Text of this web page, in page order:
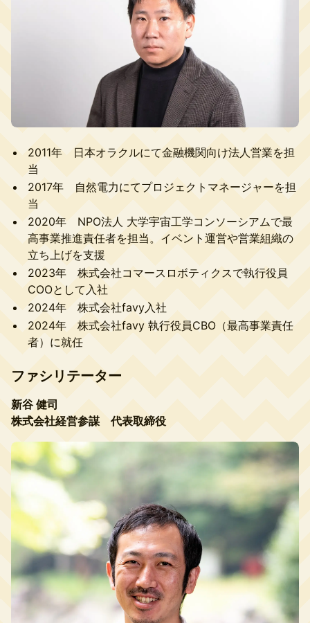
2011年 日本オラクルにて金融機関向け法人営業を担
当
2017年 自然電力にてプロジェクトマネージャーを担
当
2020年 NPO法人 大学宇宙工学コンソーシアムで最
高事業推進責任者を担当。イベント運営や営業組織の
立ち上げを支援
2023年 株式会社コマースロボティクスで執行役員
COOとして入社
2024年 株式会社favy入社
2024年 株式会社favy 執行役員CBO（最高事業責任
者）に就任
ファシリテーター
新谷 健司
株式会社経営参謀 代表取締役